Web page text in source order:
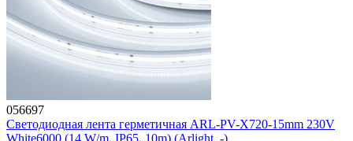
056697
Светодиодная лента герметичная ARL-PV-X720-15mm 230V